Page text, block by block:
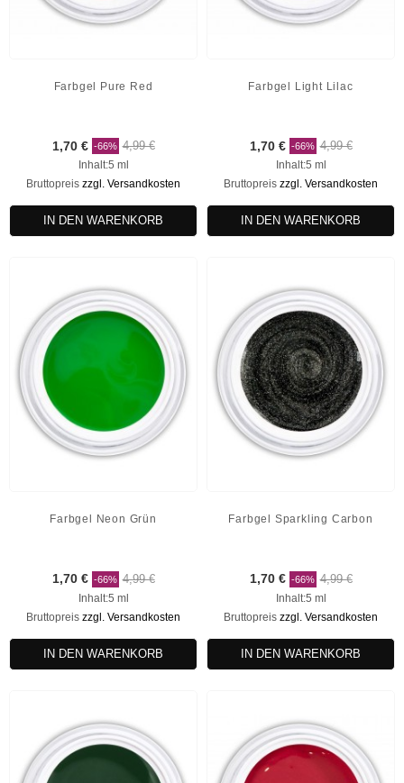
Farbgel Pure Red
1,70 € -66% 4,99 €
Inhalt:5 ml
Bruttopreis zzgl. Versandkosten
IN DEN WARENKORB
Farbgel Light Lilac
1,70 € -66% 4,99 €
Inhalt:5 ml
Bruttopreis zzgl. Versandkosten
IN DEN WARENKORB
Farbgel Neon Grün
1,70 € -66% 4,99 €
Inhalt:5 ml
Bruttopreis zzgl. Versandkosten
IN DEN WARENKORB
Farbgel Sparkling Carbon
1,70 € -66% 4,99 €
Inhalt:5 ml
Bruttopreis zzgl. Versandkosten
IN DEN WARENKORB